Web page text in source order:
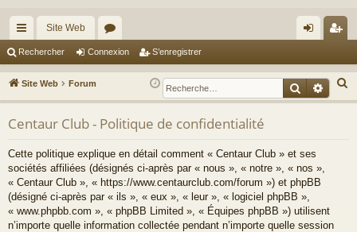
cc
ès
ra
pi
Site Web
or
u
m
s
ne
xi
nr
eg
Rechercher Connexion S’enregistrer
Site Web Forum
e
Centaur Club - Politique de confidentialité
Cette politique explique en détail comment « Centaur Club » et ses
sociétés affiliées (désignés ci-après par « nous », « notre », « nos »,
« Centaur Club », « https://www.centaurclub.com/forum ») et phpBB
(désigné ci-après par « ils », « eux », « leur », « logiciel phpBB »,
« www.phpbb.com », « phpBB Limited », « Équipes phpBB ») utilisent
n’importe quelle information collectée pendant n’importe quelle session